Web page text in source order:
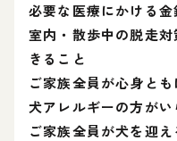
必要な医療にかける
室内・散歩中の脱走
きること
ご家族全員が心身と
犬アレルギーの方が
ご家族全員が犬を迎